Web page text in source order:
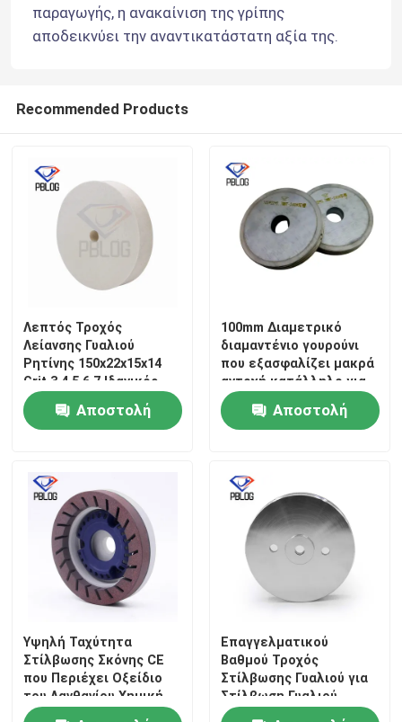
Ποιοτικός έλεγχος
Ζητήστε ένα απόσπασμα
τροχός άλεσης διαμαντιών
CBN τροχός άλεσης
Τροχός άλεσης ρητίνης
Γυαλίζοντας ρόδα γυαλιού
Κομμάτια τρυπανιών γυαλιού
Τέμνον εργαλείο γυαλιού
Μέρη μηχανημάτων γυαλιού
Ακονίζοντας μηχανή γυαλιού
παραγωγής, η ανακαίνιση της γρίπης
αποδεικνύει την αναντικατάστατη αξία της.
Recommended Products
Λεπτός Τροχός
Λείανσης Γυαλιού
Ρητίνης 150x22x15x14
Grit 3 4 5 6 7 Ιδανικός
για Εργασίες
ΕπεξεργασίαςΑποστολή
100mm Διαμετρικό
διαμαντένιο γουρούνι
που εξασφαλίζει μακρά
αντοχή κατάλληλο για
εφαρμογές μηχανικής
ακριβείαςΑποστολή
Υψηλή Ταχύτητα
Στίλβωσης Σκόνης CE
που Περιέχει Οξείδιο
του Λανθανίου Χημική
Σύνθεση
Επαγγελματικού
Βαθμού Τροχός
Στίλβωσης Γυαλιού για
Στίλβωση Γυαλιού